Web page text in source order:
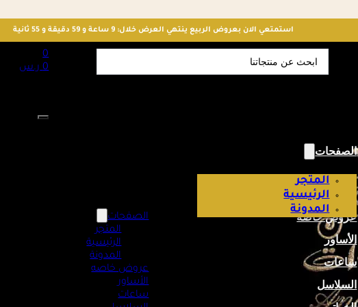
استمتعي الان بعروض الربيع ينتهي العرض خلال: 9 ساعة و 59 دقيقة و 54 ثانية
0
0 ر.س
الصفحات
المتجر
الرئيسية
المدونة
عروض خاصه
الأساور
ساعات
السلاسل
الصفحات
المتجر
الرئيسية
المدونة
عروض خاصه
الأساور
ساعات